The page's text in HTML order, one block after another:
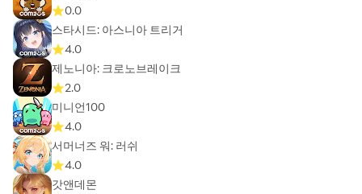
0.0
스타시드: 아스니아 트리거
4.0
제노니아: 크로노브레이크
2.0
미니언100
4.0
서머너즈 워: 러쉬
4.0
갓앤데몬